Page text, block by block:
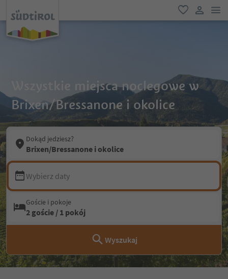
ulubione
link
Wszystkie miejsca noclegowe w
Brixen/Bressanone i okolice
Dokąd jedziesz?
Brixen/Bressanone i okolice
Wybierz daty
Goście i pokoje
2 goście / 1 pokój
Wyszukaj